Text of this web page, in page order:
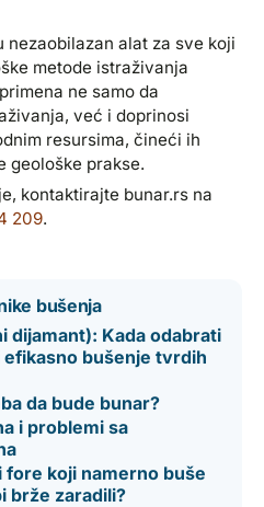
nezaobilazan alat za sve koji
metode istraživanja
ne samo da
već i doprinosi
resursima, čineći ih
geološke prakse.
kontaktirajte bunar.rs na
209.
bušenja
dijamant): Kada odabrati
bušenje tvrdih
da bude bunar?
i problemi sa
koji namerno buše
brže zaradili?